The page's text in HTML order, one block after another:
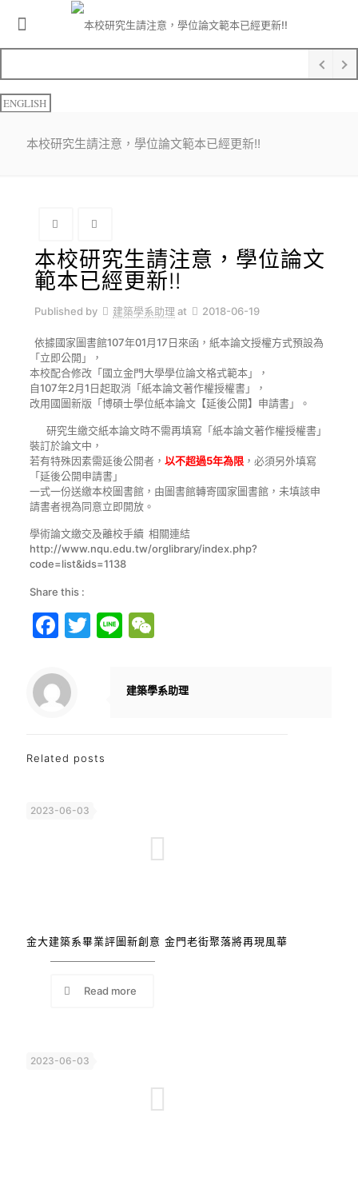
ENGLISH
本校研究生請注意，學位論文範本已經更新!!
本校研究生請注意，學位論文
範本已經更新!!
Published by 建築學系助理 at 2018-06-19
依據國家圖書館107年01月17日來函，紙本論文授權方式預設為
「立即公開」，
本校配合修改「國立金門大學學位論文格式範本」，
自107年2月1日起取消「紙本論文著作權授權書」，
改用國圖新版「博碩士學位紙本論文【延後公開】申請書」。
研究生繳交紙本論文時不需再填寫「紙本論文著作權授權書」
裝訂於論文中，
若有特殊因素需延後公開者， 以不超過5年為限，必須另外填寫
「延後公開申請書」
一式一份送繳本校圖書館，由圖書館轉寄國家圖書館，未填該申
請書者視為同意立即開放。
學術論文繳交及離校手續 相關連結
http://www.nqu.edu.tw/orglibrary/index.php?
code=list&ids=1138
Share this :
Facebook
Twitter
LineWeChat
建築學系助理
Related posts
2023-06-03
金大建築系畢業評圖新創意 金門老街聚落將再現風華
Read more
2023-06-03